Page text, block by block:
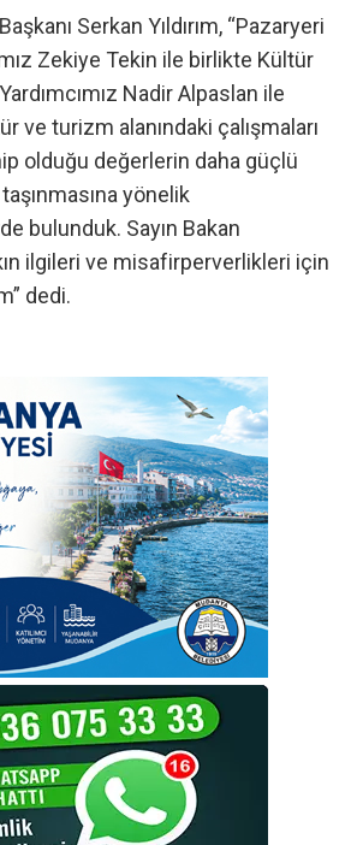
Serkan Yıldırım, “Pazaryeri
Zekiye Tekin ile birlikte Kültür
Nadir Alpaslan ile
ve turizm alanındaki çalışmaları
olduğu değerlerin daha güçlü
yönelik
bulunduk. Sayın Bakan
ilgileri ve misafirperverlikleri için
dedi.